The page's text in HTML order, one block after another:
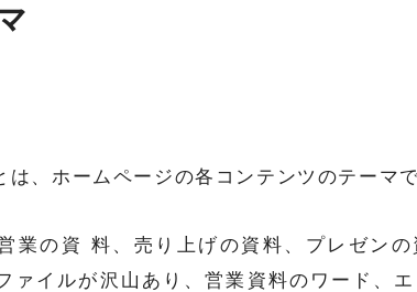
は、ホームページの各コンテンツのテーマで
業の資 料、売り上げの資料、プレゼンの
ァイルが沢山あり、営業資料のワード、